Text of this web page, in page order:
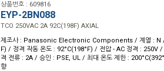
상품번호 : 609816
EYP-2BN088
TCO 250VAC 2A 92C(198F) AXIAL
제조사 : Panasonic Electronic Components / 계열 : N /
F) / 정격 작동 온도 : 92°C(198°F) / 전압 - AC 정격 : 250V
격 전류 : 2A / 승인 : PSE, UL / 최대 온도 제한 :
향